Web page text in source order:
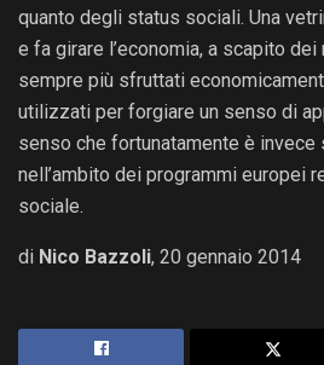
quanto degli status sociali. Una
e fa girare l’economia, a scapito
sempre più sfruttati
utilizzati per forgiare un senso di
senso che fortunatamente è invece
nell’ambito dei programmi europei
sociale.
di Nico Bazzoli, 20 gennaio 2014